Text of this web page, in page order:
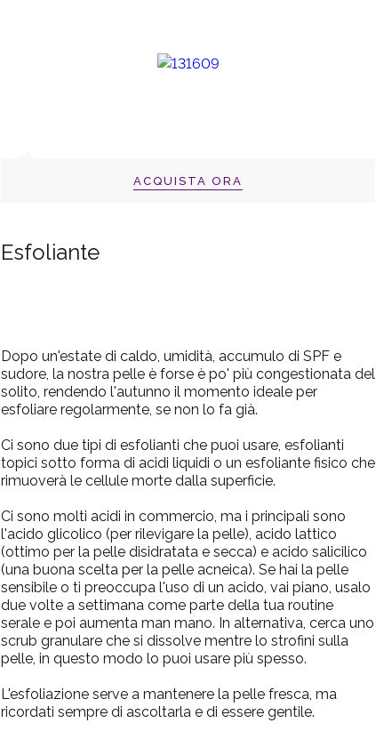
ACQUISTA ORA
Esfoliante
Dopo un'estate di caldo, umidità, accumulo di SPF e
sudore, la nostra pelle è forse è po' più congestionata del
solito, rendendo l'autunno il momento ideale per
esfoliare regolarmente, se non lo fa già.
Ci sono due tipi di esfolianti che puoi usare, esfolianti
topici sotto forma di acidi liquidi o un esfoliante fisico che
rimuoverà le cellule morte dalla superficie.
Ci sono molti acidi in commercio, ma i principali sono
l'acido glicolico (per rilevigare la pelle), acido lattico
(ottimo per la pelle disidratata e secca) e acido salicilico
(una buona scelta per la pelle acneica). Se hai la pelle
sensibile o ti preoccupa l'uso di un acido, vai piano, usalo
due volte a settimana come parte della tua routine
serale e poi aumenta man mano. In alternativa, cerca uno
scrub granulare che si dissolve mentre lo strofini sulla
pelle, in questo modo lo puoi usare più spesso.
L'esfoliazione serve a mantenere la pelle fresca, ma
ricordati sempre di ascoltarla e di essere gentile.